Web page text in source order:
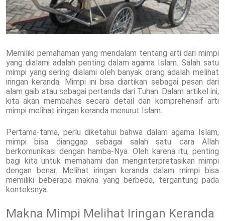
Memiliki pemahaman yang mendalam tentang arti dari mimpi
yang dialami adalah penting dalam agama Islam. Salah satu
mimpi yang sering dialami oleh banyak orang adalah melihat
iringan keranda. Mimpi ini bisa diartikan sebagai pesan dari
alam gaib atau sebagai pertanda dari Tuhan. Dalam artikel ini,
kita akan membahas secara detail dan komprehensif arti
mimpi melihat iringan keranda menurut Islam.
Pertama-tama, perlu diketahui bahwa dalam agama Islam,
mimpi bisa dianggap sebagai salah satu cara Allah
berkomunikasi dengan hamba-Nya. Oleh karena itu, penting
bagi kita untuk memahami dan menginterpretasikan mimpi
dengan benar. Melihat iringan keranda dalam mimpi bisa
memiliki beberapa makna yang berbeda, tergantung pada
konteksnya.
Makna Mimpi Melihat Iringan Keranda